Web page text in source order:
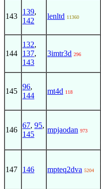
143
139,
142
lenltd 11360
144
132,
137,
143
3imtr3d 296
145
96,
144
mt4d 118
146
67, 95,
145
mpjaodan 973
147 146 mpteq2dva 5204